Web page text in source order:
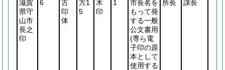
滋賀
県守
山市
長之
印
6
古
印
体
方1
5
木
印
1
市長名を
もって発
する一般
公文書用
(専ら電
子印の原
本として
使用する
所長 課長